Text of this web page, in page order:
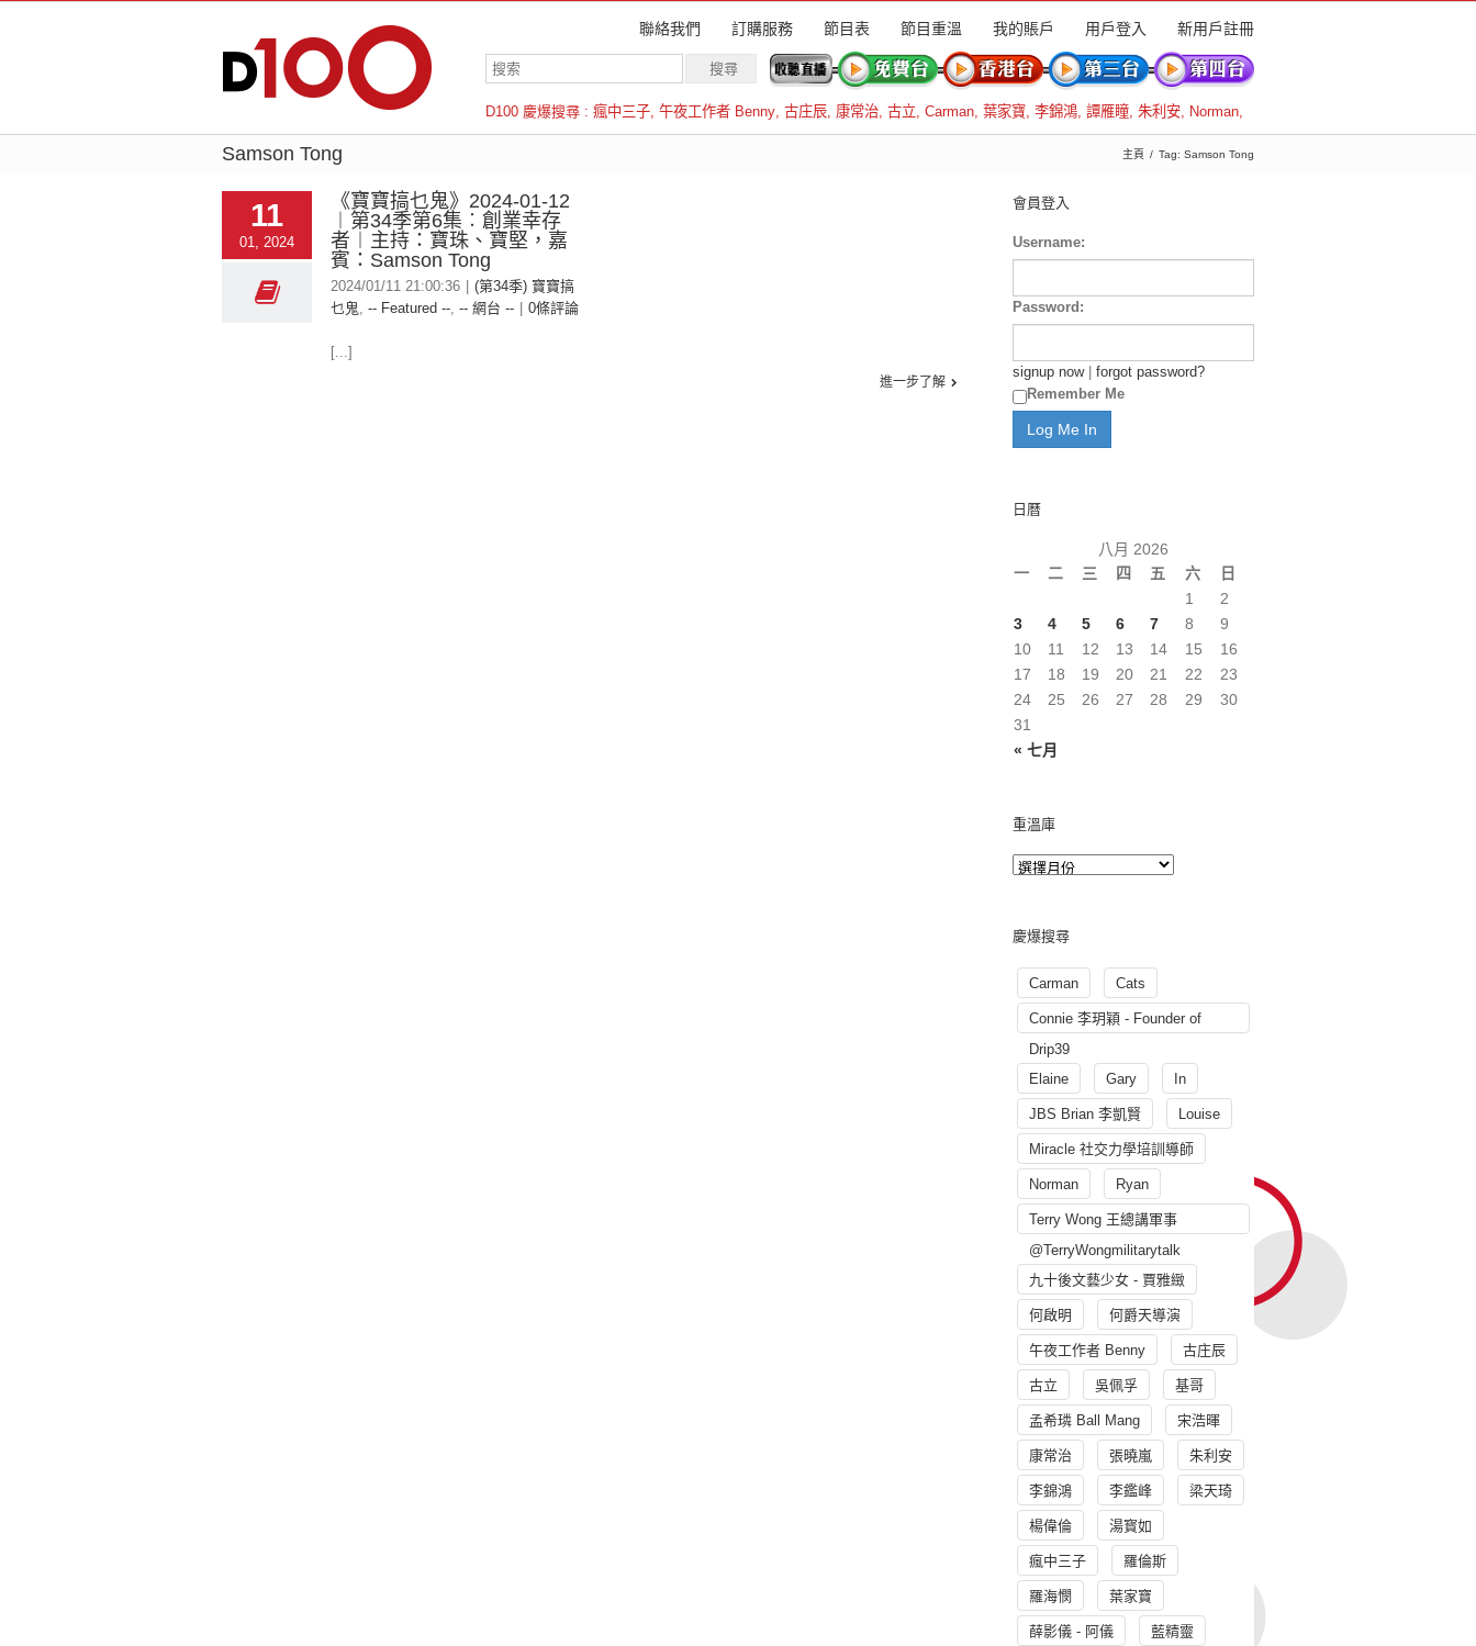
聯絡我們 訂購服務 節目表 節目重溫 我的賬戶 用戶登入 新用戶註冊
D100 慶爆搜尋 : 瘋中三子, 午夜工作者 Benny, 古庄辰, 康常治, 古立, Carman, 葉家寶, 李錦鴻, 譚雁瞳, 朱利安, Norman,
羅倫斯
Samson Tong 主頁 Tag: Samson Tong
11
01, 2024
《寶寶搞乜鬼》2024-01-12
︱第34季第6集︰創業幸存
者︱主持：寶珠、寶堅，嘉
賓：Samson Tong
2024/01/11 21:00:36
(第34季) 寶寶搞
乜鬼, -- Featured --, -- 網台 -- 0條評論
[...]
進一步了解
會員登入
Username:
Password:
signup now| forgot password?
Remember Me
日曆
八月 2026
一
二 三 四 五 六 日
« 七月
1
2
3
4 5 6 7 8
9
10
11 12 13 14 15
16
17
18 19 20 21 22
23
24
25 26 27 28 29
30
31
重溫庫
慶爆搜尋
Carman Cats
Connie 李玥穎 - Founder of
Drip39
Elaine
Gary In
JBS Brian 李凱賢 Louise
Miracle 社交力學培訓導師
Norman Ryan
Terry Wong 王總講軍事
@TerryWongmilitarytalk
九十後文藝少女 - 賈雅緻
何啟明 何爵天導演
午夜工作者 Benny 古庄辰
古立 吳佩孚 基哥
孟希璘 Ball Mang 宋浩暉
康常治 張曉嵐 朱利安
李錦鴻 李鑑峰 梁天琦
楊偉倫 湯寳如
瘋中三子 羅倫斯
羅海憫 葉家寶
薛影儀 - 阿儀 藍精靈